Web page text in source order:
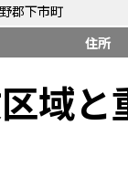
郡下市町
住所
域